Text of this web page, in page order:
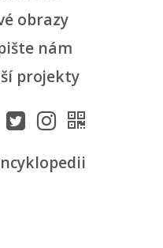
obrazy
nám
projekty